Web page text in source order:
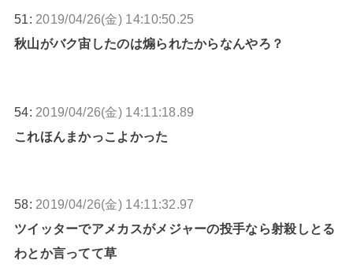
51: 2019/04/26(金) 14:10:50.25
秋山がバク宙したのは煽られたからなんやろ？
54: 2019/04/26(金) 14:11:18.89
これほんまかっこよかった
58: 2019/04/26(金) 14:11:32.97
ツイッターでアメカスがメジャーの投手なら射殺しとる
わとか言ってて草